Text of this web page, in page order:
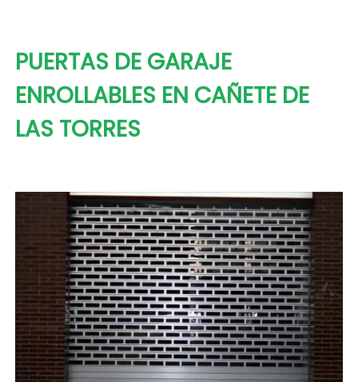
PUERTAS DE GARAJE
ENROLLABLES EN CAÑETE DE
LAS TORRES